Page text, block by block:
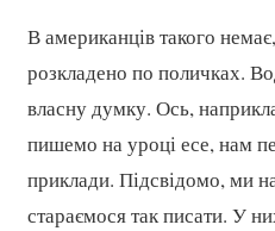
В американців такого
розкладено по поличках.
власну думку. Ось,
пишемо на уроці есе, нам
приклади. Підсвідомо, ми
стараємося так писати. У